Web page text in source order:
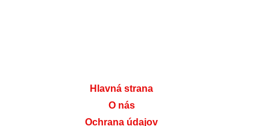
Hlavná strana
O nás
Ochrana údajov